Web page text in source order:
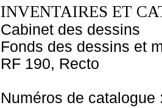
INVENTAIRES ET
Cabinet des dessins
Fonds des dessins et
RF 190, Recto
Numéros de catalogue